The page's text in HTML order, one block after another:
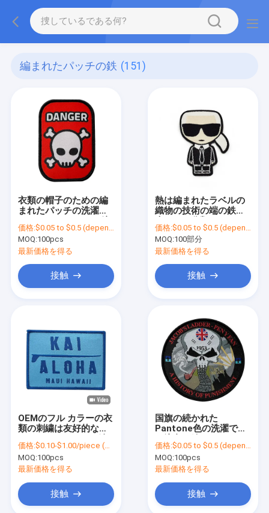
編まれたパッチの鉄 (151)
衣類の帽子のための編
まれたパッチの洗濯で
文のヴェルクロ裏付け
の鉄
価格:$0.05 to $0.5 (depends on the design and order quantity)
MOQ:100pcs
最新価格を得る
接触
熱は編まれたラベルの
織物の技術の端の鉄を
タマイズされた衣類の
ラベルを切った
価格:$0.05 to $0.5 (depends on the design and order quantity)
MOQ:100部分
最新価格を得る
接触
OEMのフル カラーの衣
類の刺繍は友好的な編
を修繕する
価格:$0.10-$1.00/piece (depends on the design and order quantity)
MOQ:100pcs
最新価格を得る
接触
国旗の続かれた
Pantone色の洗濯でき
チ
価格:$0.05 to $0.5 (depends on the design and order quantity)
MOQ:100pcs
最新価格を得る
接触